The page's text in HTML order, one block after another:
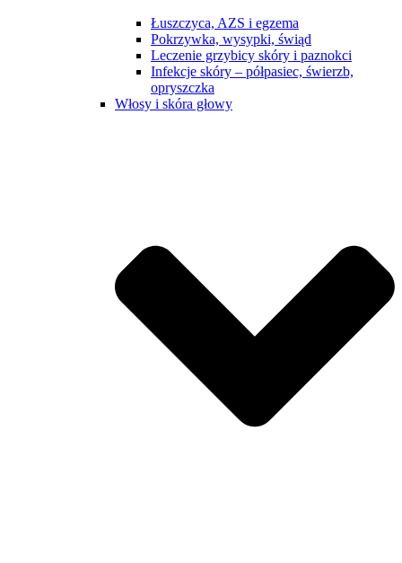
Łuszczyca, AZS i egzema
Pokrzywka, wysypki, świąd
Leczenie grzybicy skóry i paznokci
Infekcje skóry – półpasiec, świerzb,
opryszczka
Włosy i skóra głowy